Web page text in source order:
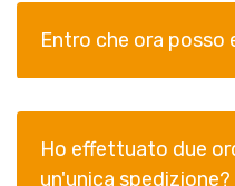
Entro che ora posso
Ho effettuato due
un'unica spedizione?